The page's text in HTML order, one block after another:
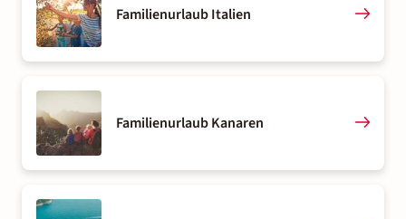
Familienurlaub Italien
Familienurlaub Kanaren